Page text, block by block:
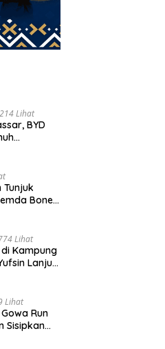
Lihat
BYD
Tunjuk
Bone
Lihat
Kampung
Lanjut
Lihat
Run
Sisipkan